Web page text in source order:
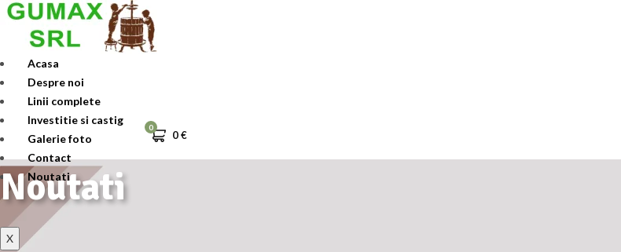
Skip
content
Acasa
Despre noi
Linii complete
Investitie si castig
Galerie foto
Contact
Noutati
X
0
0€
Noutati